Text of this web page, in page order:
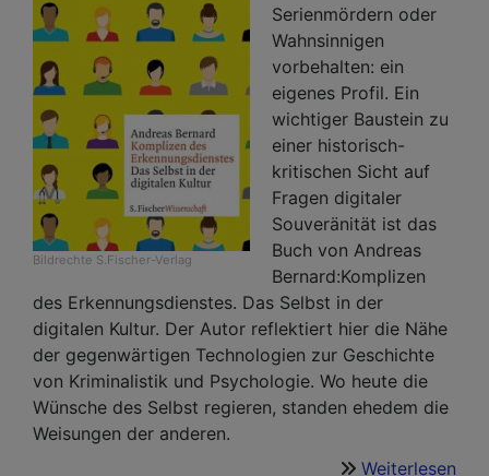
Bildrechte S.Fischer-Verlag
Serienmördern oder
Wahnsinnigen
vorbehalten: ein
eigenes Profil. Ein
wichtiger Baustein zu
einer historisch-
kritischen Sicht auf
Fragen digitaler
Souveränität ist das
Buch von Andreas
Bernard:Komplizen
des Erkennungsdienstes. Das Selbst in der
digitalen Kultur. Der Autor reflektiert hier die Nähe
der gegenwärtigen Technologien zur Geschichte
von Kriminalistik und Psychologie. Wo heute die
Wünsche des Selbst regieren, standen ehedem die
Weisungen der anderen.
Weiterlesen